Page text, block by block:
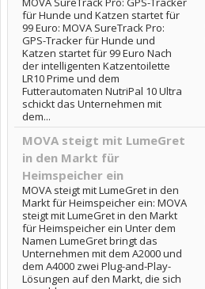
für Hunde und Katzen startet für
99 Euro: MOVA SureTrack Pro:
GPS-Tracker für Hunde und
Katzen startet für 99 Euro Nach
der intelligenten Katzentoilette
LR10 Prime und dem
Futterautomaten NutriPal 10 Ultra
schickt das Unternehmen mit
dem...
MOVA steigt mit LumeGret
in den Markt für
Heimspeicher ein
MOVA steigt mit LumeGret in den
Markt für Heimspeicher ein: MOVA
steigt mit LumeGret in den Markt
für Heimspeicher ein Unter dem
Namen LumeGret bringt das
Unternehmen mit dem A2000 und
dem A4000 zwei Plug-and-Play-
Lösungen auf den Markt, die sich